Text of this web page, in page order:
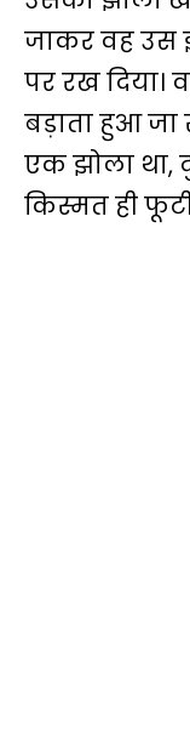
जाकर वह उस
पर रख दिया।
बड़ाता हुआ जा
एक झोला था,
किस्मत ही